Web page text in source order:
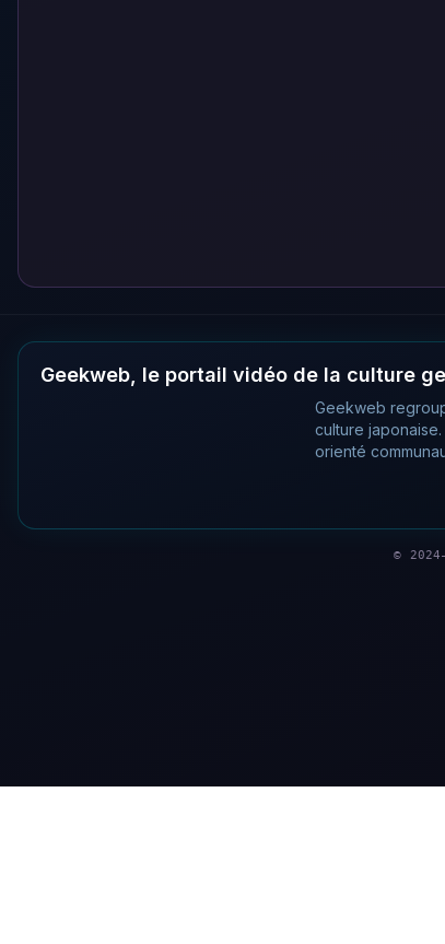
Geekweb, le portail vidéo de la culture
Geekweb
culture
orienté
©